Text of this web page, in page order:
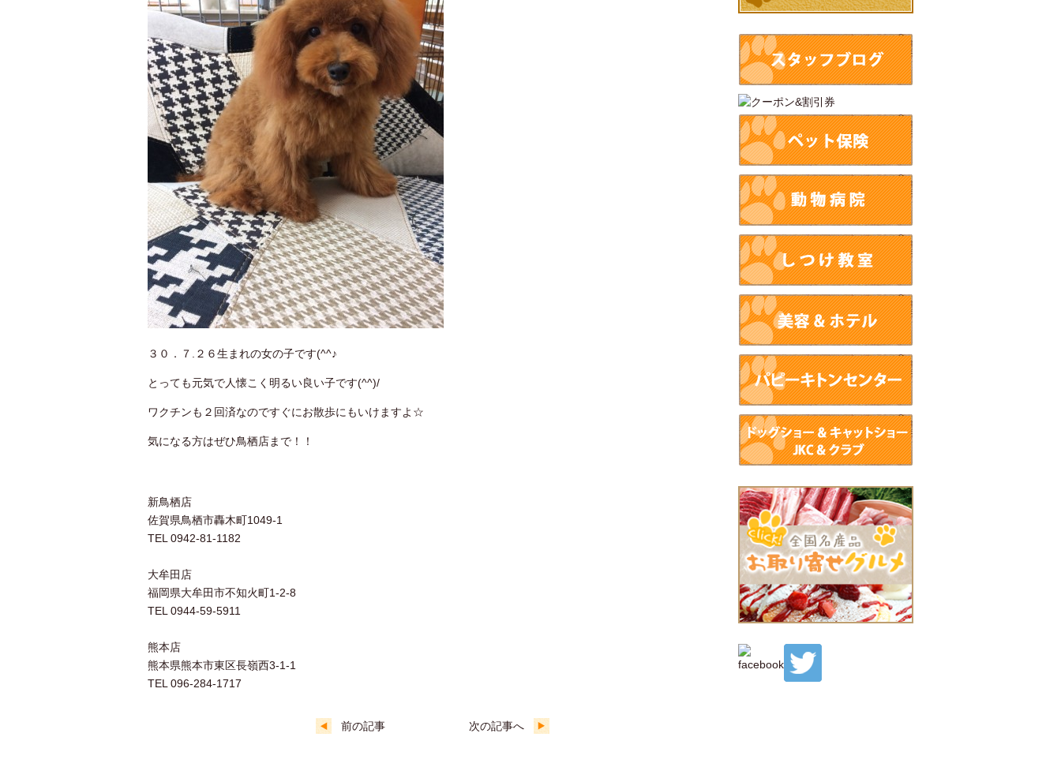
３０．７.２６生まれの女の子です(^^♪
とっても元気で人懐こく明るい良い子です(^^)/
ワクチンも２回済なのですぐにお散歩にもいけますよ☆
気になる方はぜひ鳥栖店まで！！
新鳥栖店
佐賀県鳥栖市轟木町1049-1
TEL 0942-81-1182
大牟田店
福岡県大牟田市不知火町1-2-8
TEL 0944-59-5911
熊本店
熊本県熊本市東区長嶺西3-1-1
TEL 096-284-1717
前の記事 次の記事へ